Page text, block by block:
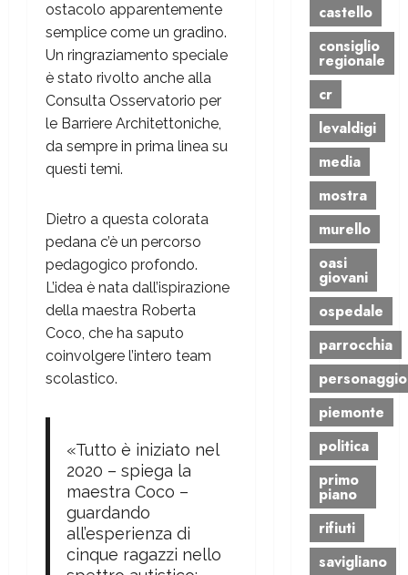
ostacolo apparentemente
semplice come un gradino.
Un ringraziamento speciale
è stato rivolto anche alla
Consulta Osservatorio per
le Barriere Architettoniche,
da sempre in prima linea su
questi temi.
Dietro a questa colorata
pedana c’è un percorso
pedagogico profondo.
L’idea è nata dall’ispirazione
della maestra Roberta
Coco, che ha saputo
coinvolgere l’intero team
scolastico.
«Tutto è iniziato nel
2020 – spiega la
maestra Coco –
guardando
all’esperienza di
cinque ragazzi nello
castello
consiglio
regionale
cr
levaldigi
media
mostra
murello
oasi
giovani
ospedale
parrocchia
personaggio
piemonte
politica
primo
piano
rifiuti
savigliano